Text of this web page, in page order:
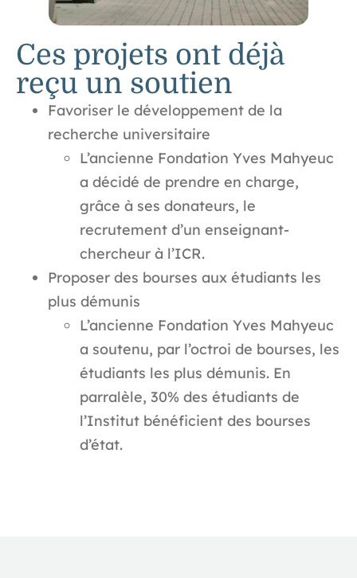
Ces projets ont déjà
reçu un soutien
Favoriser le développement de la
recherche universitaire
L’ancienne Fondation Yves Mahyeuc
a décidé de prendre en charge,
grâce à ses donateurs, le
recrutement d’un enseignant-
chercheur à l’ICR.
Proposer des bourses aux étudiants les
plus démunis
L’ancienne Fondation Yves Mahyeuc
a soutenu, par l’octroi de bourses, les
étudiants les plus démunis. En
parralèle, 30% des étudiants de
l’Institut bénéficient des bourses
d’état.